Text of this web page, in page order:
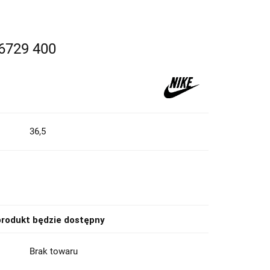
400
36,5
będzie dostępny
Brak towaru